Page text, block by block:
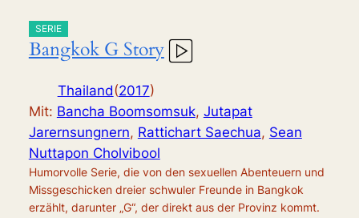
SERIE
Bangkok G Story
Thailand(2017)
Mit: Bancha Boomsomsuk, Jutapat
Jarernsungnern, Rattichart Saechua, Sean
Nuttapon Cholvibool
Humorvolle Serie, die von den sexuellen Abenteuern und
Missgeschicken dreier schwuler Freunde in Bangkok
erzählt, darunter „G“, der direkt aus der Provinz kommt.